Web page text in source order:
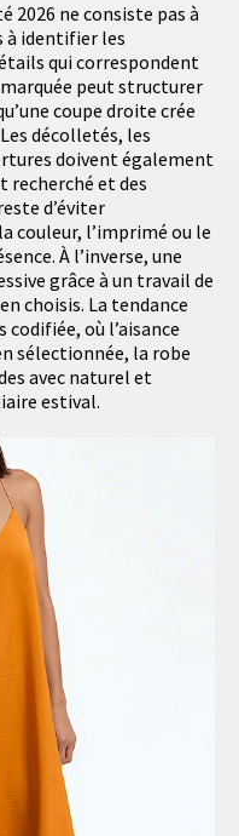
2026 ne consiste pas à
à identifier les
qui correspondent
peut structurer
coupe droite crée
décolletés, les
doivent également
et des
d’éviter
couleur, l’imprimé ou le
À l’inverse, une
grâce à un travail de
choisis. La tendance
où l’aisance
sélectionnée, la robe
avec naturel et
estival.